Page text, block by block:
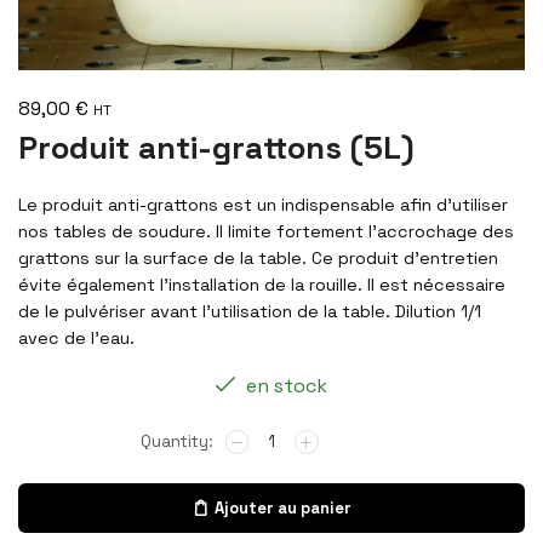
89,00 € HT
Produit anti-grattons (5L)
Le produit anti-grattons est un indispensable afin d’utiliser
nos tables de soudure. Il limite fortement l’accrochage des
grattons sur la surface de la table. Ce produit d’entretien
évite également l’installation de la rouille. Il est nécessaire
de le pulvériser avant l’utilisation de la table. Dilution 1/1
avec de l’eau.
en stock
Ajouter au panier